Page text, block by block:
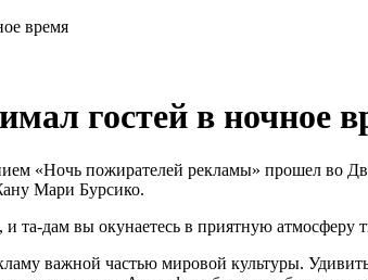
время
гостей в ночное
«Ночь пожирателей рекламы» прошел во
Мари Бурсико.
та-дам вы окунаетесь в приятную атмосферу
важной частью мировой культуры.